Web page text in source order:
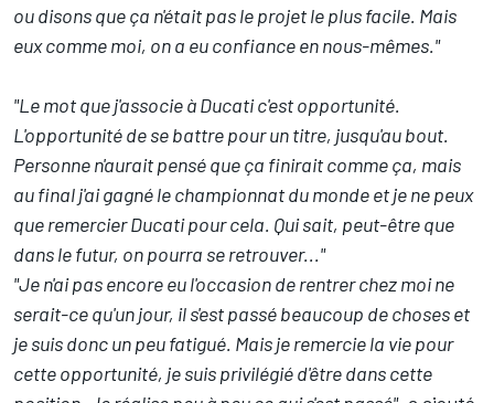
ou disons que ça n'était pas le projet le plus facile. Mais
eux comme moi, on a eu confiance en nous-mêmes."
"Le mot que j'associe à Ducati c'est opportunité.
L'opportunité de se battre pour un titre, jusqu'au bout.
Personne n'aurait pensé que ça finirait comme ça, mais
au final j'ai gagné le championnat du monde et je ne peux
que remercier Ducati pour cela. Qui sait, peut-être que
dans le futur, on pourra se retrouver..."
"Je n'ai pas encore eu l'occasion de rentrer chez moi ne
serait-ce qu'un jour, il s'est passé beaucoup de choses et
je suis donc un peu fatigué. Mais je remercie la vie pour
cette opportunité, je suis privilégié d'être dans cette